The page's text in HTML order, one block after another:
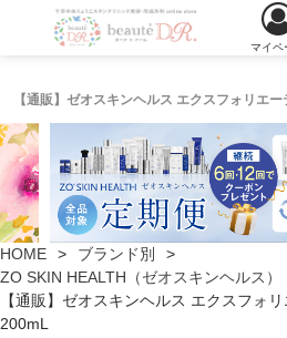
【通販】ゼオスキンヘルス エクスフォリエ
マイペ
HOME
ブランド別
ZO SKIN HEALTH（ゼオスキンヘルス）
【通販】ゼオスキンヘルス エクスフォ
200mL